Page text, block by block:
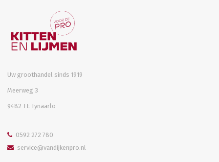
Uw groothandel sinds 1919
Meerweg 3
9482 TE Tynaarlo
0592 272 780
service@vandijkenpro.nl